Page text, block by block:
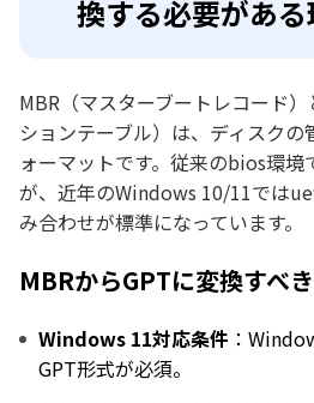
換する必要がある
MBR（マスターブートレコード
ションテーブル）は、ディスク
ォーマットです。従来のbios環
が、近年のWindows 10/11では
み合わせが標準になっています。
MBRからGPTに変換すべ
Windows 11対応条件 ：
GPT形式が必須。